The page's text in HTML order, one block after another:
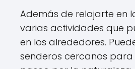
Además de relajarte en
varias actividades que
en los alrededores.
senderos cercanos